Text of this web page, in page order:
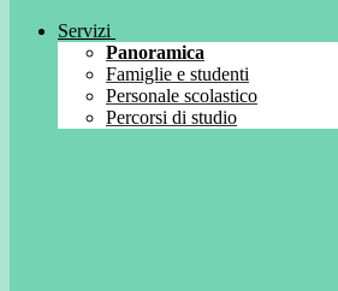
Servizi
Panoramica
Famiglie e studenti
Personale scolastico
Percorsi di studio